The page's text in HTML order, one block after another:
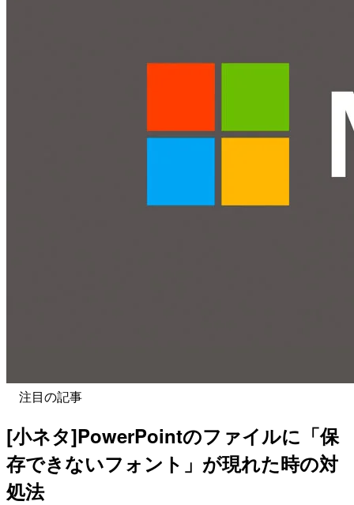
注目の記事
[小ネタ]PowerPointのファイルに「保
存できないフォント」が現れた時の対
処法